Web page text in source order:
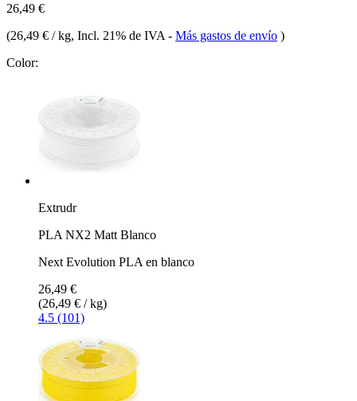
26,49 €
(26,49 € / kg, Incl. 21% de IVA - Más gastos de envío )
Color:
Extrudr
PLA NX2 Matt Blanco
Next Evolution PLA en blanco
26,49 €
(26,49 € / kg)
4.5 (101)